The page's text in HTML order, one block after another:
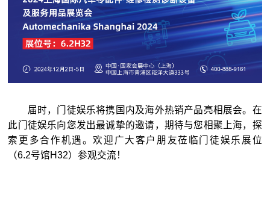
届时，门徒娱乐将携国内及海外热销产品亮相展会。在
此门徒娱乐向您发出最诚挚的邀请，期待与您相聚上海，探
索更多合作机遇。欢迎广大客户朋友莅临门徒娱乐展位
（6.2号馆H32）参观交流！